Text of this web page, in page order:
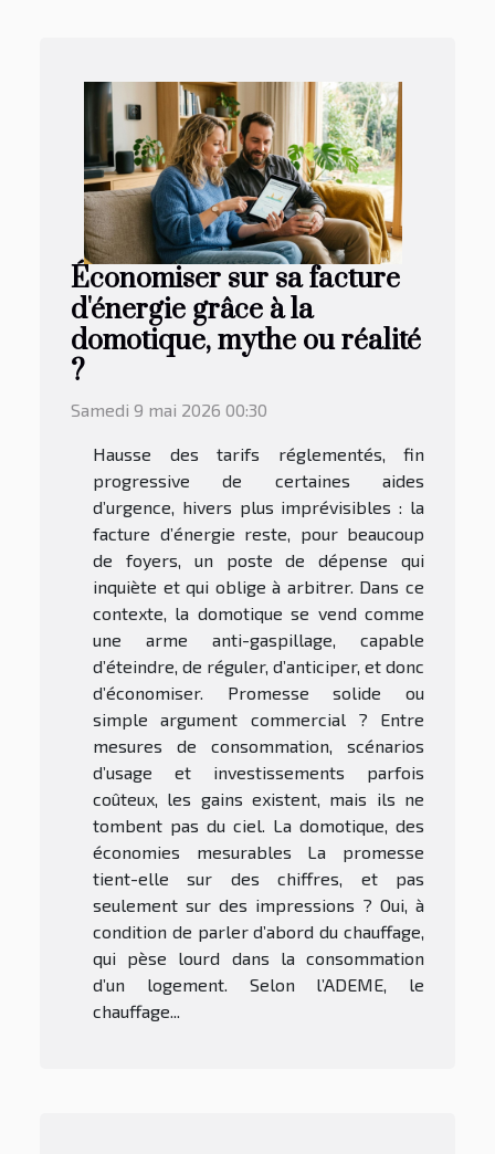
Économiser sur sa facture
d'énergie grâce à la
domotique, mythe ou réalité
?
Samedi 9 mai 2026 00:30
Hausse des tarifs réglementés, fin
progressive de certaines aides
d’urgence, hivers plus imprévisibles : la
facture d’énergie reste, pour beaucoup
de foyers, un poste de dépense qui
inquiète et qui oblige à arbitrer. Dans ce
contexte, la domotique se vend comme
une arme anti-gaspillage, capable
d’éteindre, de réguler, d’anticiper, et donc
d’économiser. Promesse solide ou
simple argument commercial ? Entre
mesures de consommation, scénarios
d’usage et investissements parfois
coûteux, les gains existent, mais ils ne
tombent pas du ciel. La domotique, des
économies mesurables La promesse
tient-elle sur des chiffres, et pas
seulement sur des impressions ? Oui, à
condition de parler d’abord du chauffage,
qui pèse lourd dans la consommation
d’un logement. Selon l’ADEME, le
chauffage...